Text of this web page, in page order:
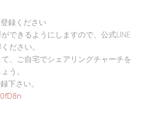
録ください
できるようにしますので、公式LINE
ださい。
、ご自宅でシェアリングチャーチを
う。
下さい。